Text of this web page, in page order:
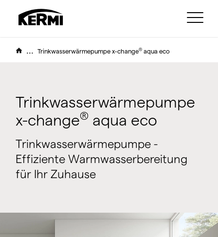
... Trinkwasserwärmepumpe x-change® aqua eco
Trinkwasserwärmepumpe
x-change® aqua eco
Trinkwasserwärmepumpe -
Effiziente Warmwasserbereitung
für Ihr Zuhause